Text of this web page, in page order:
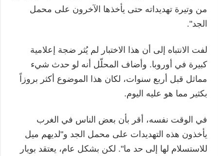
من وتيرة تهديداته حتى يأخذها الآخرون على محمل
الجد".
لفت الانتباه إلى أن هذا الاختبار لم يُثر ضجة إعلامية
كبيرة في أوروبا. وأضاف المحلّل أنه لو حدث شيء
مماثل قبل أربع سنوات، لكان هذا الموضوع أكثر بروزاً
بكثير مما هو عليه اليوم.
في الوقت نفسه، أقر بأن بعض الناس في الغرب
يأخذون هذه التهديدات على محمل الجد و"لديهم ميل
للاستسلام لها إلى حد ما". لكن بشكل عام، يعتقد بويار